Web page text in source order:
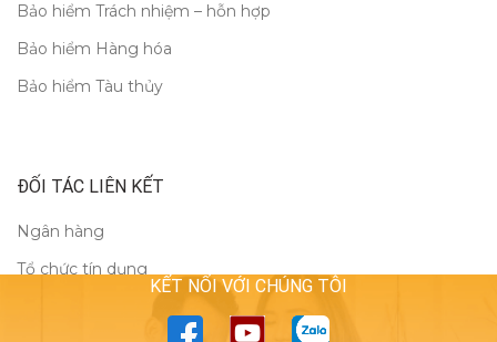
Bảo hiểm Trách nhiệm – hỗn hợp
Bảo hiểm Hàng hóa
Bảo hiểm Tàu thủy
ĐỐI TÁC LIÊN KẾT
Ngân hàng
Tổ chức tín dụng
KẾT NỐI VỚI CHÚNG TÔI